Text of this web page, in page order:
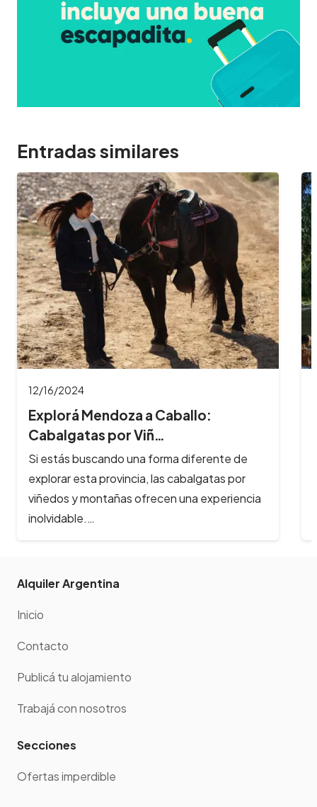
Entradas similares
11/26/2024
8 Imperdibles balnearios en las
Sierras de Có…
Los ríos y arroyos de Córdoba son los
principales atractivos turísticos de la provincia
y reciben cada año, cientos de…
Alquiler Argentina
Inicio
Contacto
Publicá tu alojamiento
Trabajá con nosotros
Secciones
Ofertas imperdible